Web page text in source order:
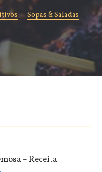
Sopas & Saladas
– Receita